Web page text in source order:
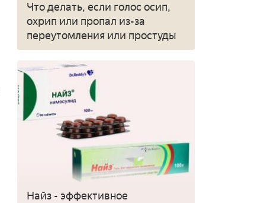
Что делать, если голос осип,
охрип или пропал из-за
переутомления или простуды
Найз - эффективное